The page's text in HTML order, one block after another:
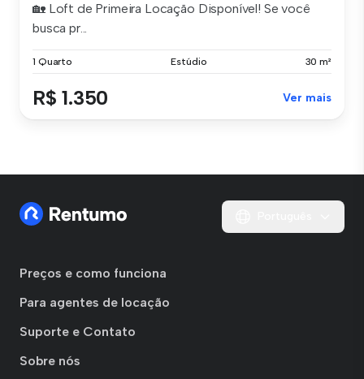
🏡 Loft de Primeira Locação Disponível! Se você
busca pr...
1 Quarto Estúdio 30 m²
R$ 1.350 Ver mais
Preços e como funciona
Para agentes de locação
Suporte e Contato
Sobre nós